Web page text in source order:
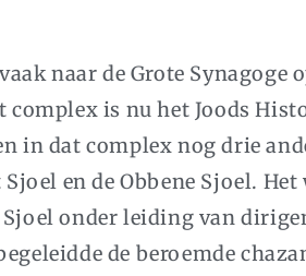
naar de Grote Synagoge
is nu het Joods
in dat complex nog drie
en de Obbene Sjoel.
Sjoel onder leiding van
de beroemde